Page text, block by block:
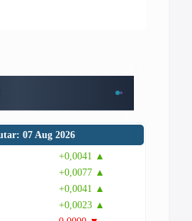
07 Aug 2026
+0,0041 ▲
+0,0077 ▲
+0,0041 ▲
+0,0023 ▲